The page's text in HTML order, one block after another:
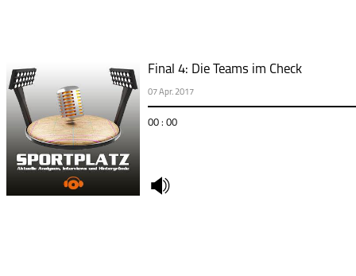
Final 4: Die Teams im Check
07 Apr. 2017
00 : 00